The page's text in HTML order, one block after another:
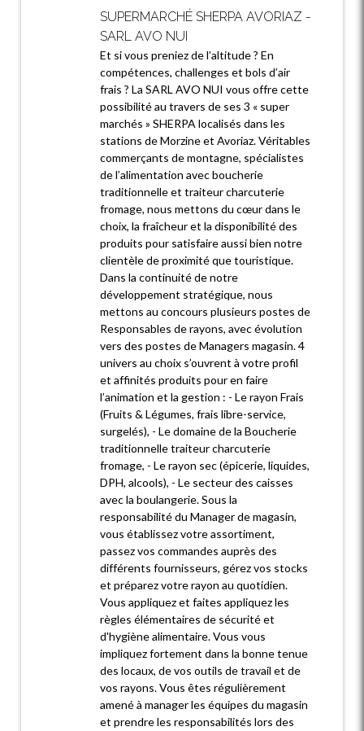
SUPERMARCHÉ SHERPA AVORIAZ -
SARL AVO NUI
Et si vous preniez de l’altitude ? En
compétences, challenges et bols d’air
frais ? La SARL AVO NUI vous offre cette
possibilité au travers de ses 3 « super
marchés » SHERPA localisés dans les
stations de Morzine et Avoriaz. Véritables
commerçants de montagne, spécialistes
de l’alimentation avec boucherie
traditionnelle et traiteur charcuterie
fromage, nous mettons du cœur dans le
choix, la fraîcheur et la disponibilité des
produits pour satisfaire aussi bien notre
clientèle de proximité que touristique.
Dans la continuité de notre
développement stratégique, nous
mettons au concours plusieurs postes de
Responsables de rayons, avec évolution
vers des postes de Managers magasin. 4
univers au choix s’ouvrent à votre profil
et affinités produits pour en faire
l’animation et la gestion : - Le rayon Frais
(Fruits & Légumes, frais libre-service,
surgelés), - Le domaine de la Boucherie
traditionnelle traiteur charcuterie
fromage, - Le rayon sec (épicerie, liquides,
DPH, alcools), - Le secteur des caisses
avec la boulangerie. Sous la
responsabilité du Manager de magasin,
vous établissez votre assortiment,
passez vos commandes auprès des
différents fournisseurs, gérez vos stocks
et préparez votre rayon au quotidien.
Vous appliquez et faites appliquez les
règles élémentaires de sécurité et
d'hygiène alimentaire. Vous vous
impliquez fortement dans la bonne tenue
des locaux, de vos outils de travail et de
vos rayons. Vous êtes régulièrement
amené à manager les équipes du magasin
et prendre les responsabilités lors des